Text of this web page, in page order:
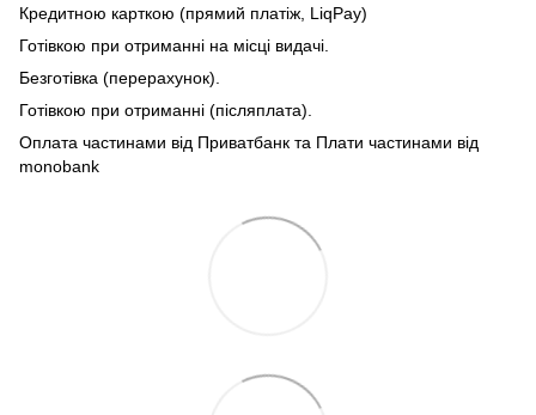
Кредитною карткою (прямий платіж, LiqPay)
Готівкою при отриманні на місці видачі.
Безготівка (перерахунок).
Готівкою при отриманні (післяплата).
Оплата частинами від Приватбанк та Плати частинами від
monobank